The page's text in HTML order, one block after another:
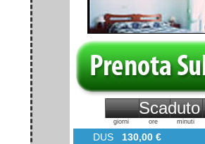
Scaduto
giorni ore minuti
DUS
130,00 €